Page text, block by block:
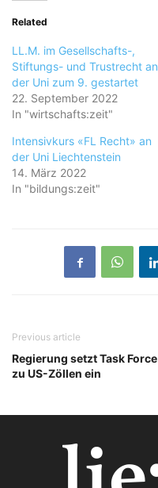
Related
LL.M. im Gesellschafts-,
Stiftungs- und Trustrecht an
der Uni zum 9. gestartet
22. September 2022
In "wirtschafts:zeit"
Intensivkurs «FL Recht» an
der Uni Liechtenstein
14. März 2022
In "bildungs:zeit"
Previous article
Regierung setzt Task Force
zu US-Zöllen ein